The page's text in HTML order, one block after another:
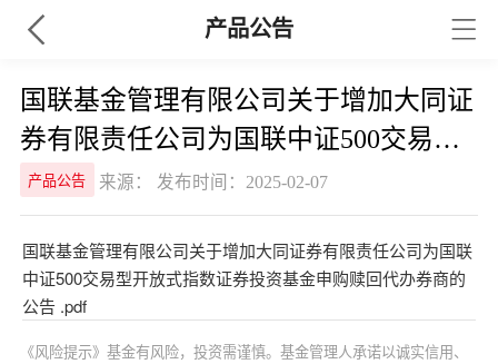
产品公告
国联基金管理有限公司关于增加大同证
券有限责任公司为国联中证500交易型
开放式指数证券投资基金申购赎回代办
券商的公告
产品公告 来源： 发布时间：2025-02-07
国联基金管理有限公司关于增加大同证券有限责任公司为国联
中证500交易型开放式指数证券投资基金申购赎回代办券商的
公告 .pdf
《风险提示》基金有风险，投资需谨慎。基金管理人承诺以诚实信用、